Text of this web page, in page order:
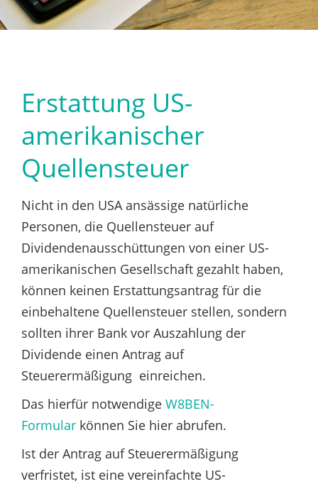
Erstattung US-
amerikanischer
Quellensteuer
Nicht in den USA ansässige natürliche
Personen, die Quellensteuer auf
Dividendenausschüttungen von einer US-
amerikanischen Gesellschaft gezahlt haben,
können keinen Erstattungsantrag für die
einbehaltene Quellensteuer stellen, sondern
sollten ihrer Bank vor Auszahlung der
Dividende einen Antrag auf
Steuerermäßigung einreichen.
Das hierfür notwendige W8BEN-
Formular können Sie hier abrufen.
Ist der Antrag auf Steuerermäßigung
verfristet, ist eine vereinfachte US-